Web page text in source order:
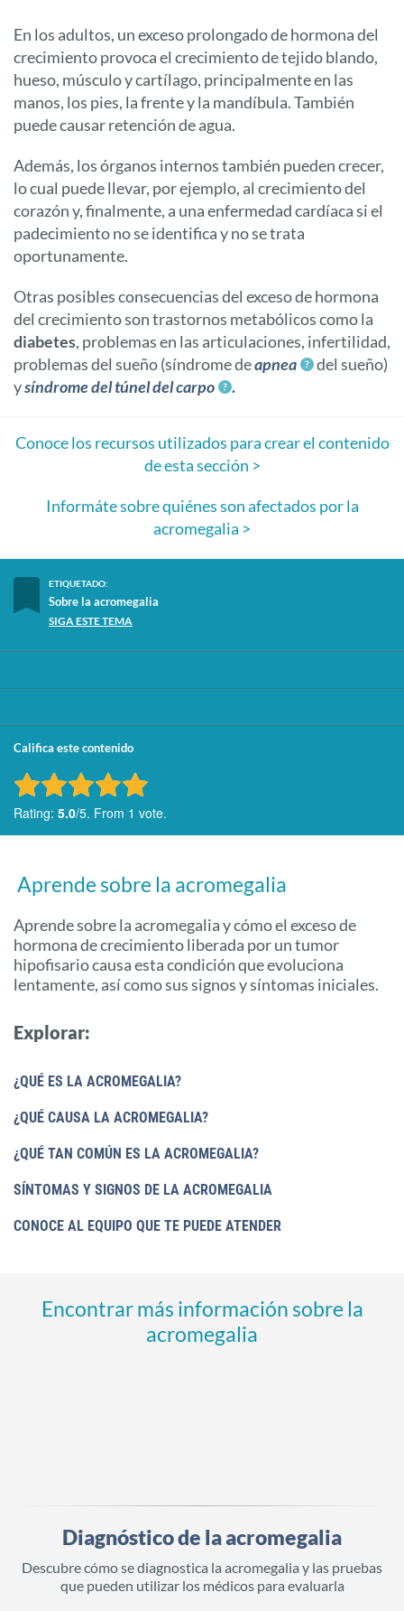
En los adultos, un exceso prolongado de hormona del
crecimiento provoca el crecimiento de tejido blando,
hueso, músculo y cartílago, principalmente en las
manos, los pies, la frente y la mandíbula. También
puede causar retención de agua.
Además, los órganos internos también pueden crecer,
lo cual puede llevar, por ejemplo, al crecimiento del
corazón y, finalmente, a una enfermedad cardíaca si el
padecimiento no se identifica y no se trata
oportunamente.
Otras posibles consecuencias del exceso de hormona
del crecimiento son trastornos metabólicos como la
diabetes, problemas en las articulaciones, infertilidad,
problemas del sueño (síndrome deapnea
del sueño)
ysíndrome del túnel del carpo .
Conoce los recursos utilizados para crear el contenido
de esta sección >
Informáte sobre quiénes son afectados por la
acromegalia >
ETIQUETADO:
Sobre la acromegalia
SIGA ESTE TEMA
Califica este contenido
Rate this item:
Submit Rating
Rating: 5.0/5. From 1 vote.
Aprende sobre la acromegalia
Aprende sobre la acromegalia y cómo el exceso de
hormona de crecimiento liberada por un tumor
hipofisario causa esta condición que evoluciona
lentamente, así como sus signos y síntomas iniciales.
Explorar:
¿QUÉ ES LA ACROMEGALIA?
¿QUÉ CAUSA LA ACROMEGALIA?
¿QUÉ TAN COMÚN ES LA ACROMEGALIA?
SÍNTOMAS Y SIGNOS DE LA ACROMEGALIA
CONOCE AL EQUIPO QUE TE PUEDE ATENDER
Encontrar más información sobre la
acromegalia
Diagnóstico de la acromegalia
Descubre cómo se diagnostica la acromegalia y las pruebas
que pueden utilizar los médicos para evaluarla